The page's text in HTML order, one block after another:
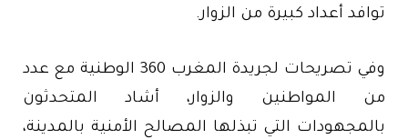
توافد أعداد كبيرة من الزوار.
وفي تصريحات لجريدة المغرب 360 الوطنية مع عدد
من المواطنين والزوار، أشاد المتحدثون
بالمجهودات التي تبذلها المصالح الأمنية بالمدينة،